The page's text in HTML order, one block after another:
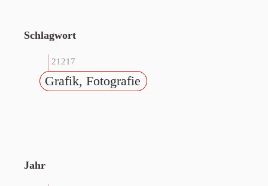
Schlagwort
21217
Grafik, Fotografie
Jahr